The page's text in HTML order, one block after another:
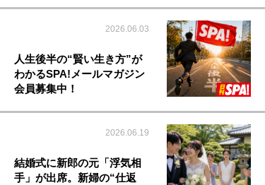
2026.06.03
人生後半の“賢い生き方”が
わかるSPA!メールマガジン
会員募集中！
2026.06.19
結婚式に新郎の元「浮気相
手」が出席。新婦の“仕返